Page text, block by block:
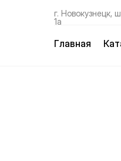
г. Новокузнецк,
1а
Главная